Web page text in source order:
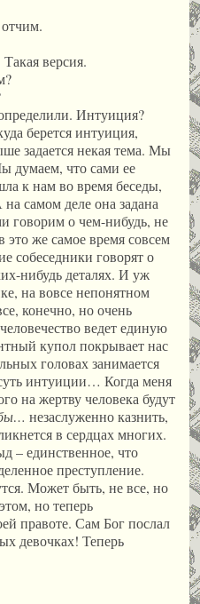
версия.
Интуиция?
интуиция,
задается некая тема. Мы
думаем, что сами ее
к нам во время беседы,
самом деле она задана
говорим о чем-нибудь, не
же самое время совсем
собеседники говорят о
нибудь деталях. И уж
на вовсе непонятном
конечно, но очень
ведет единую
купол покрывает нас
головах занимается
интуиции… Когда меня
на жертву человека будут
незаслуженно казнить,
в сердцах многих.
– единственное, что
преступление.
Может быть, не все, но
но теперь
правоте. Сам Бог послал
девочках! Теперь